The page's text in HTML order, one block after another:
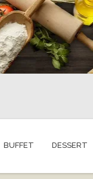
BUFFET DESSERT